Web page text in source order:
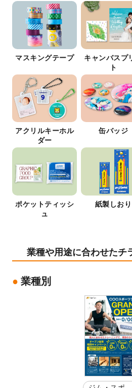
マスキングテープ
キャンバスプ
ト
アクリルキーホル
ダー
缶バッジ
ポケットティッシ
ュ
紙製しおり
業種や用途に合わせたチ
業種別